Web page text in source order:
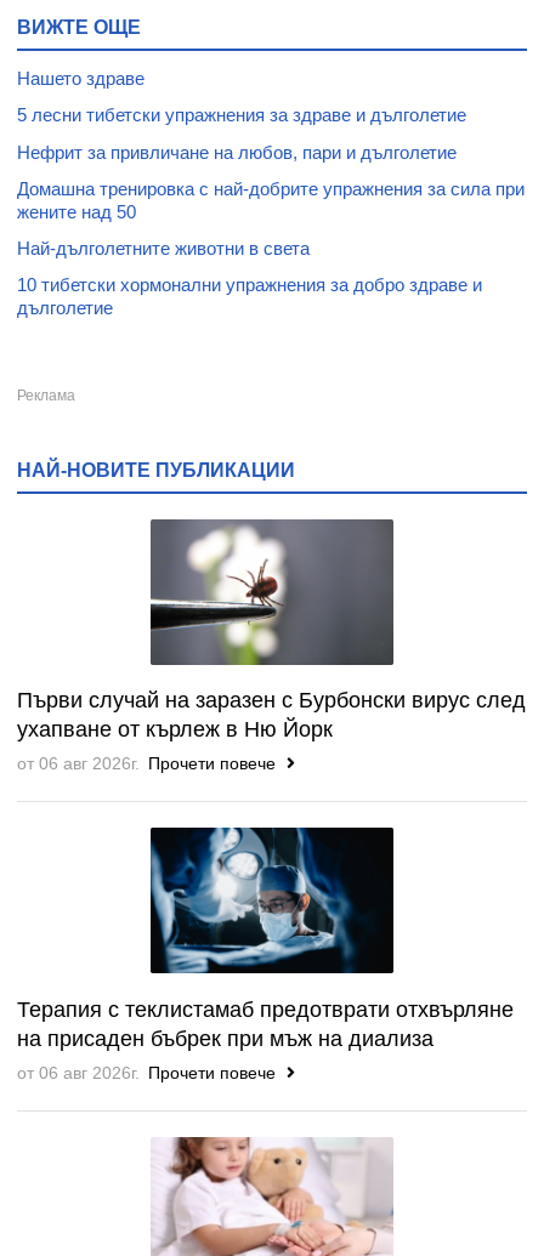
ВИЖТЕ ОЩЕ
Нашето здраве
5 лесни тибетски упражнения за здраве и дълголетие
Нефрит за привличане на любов, пари и дълголетие
Домашна тренировка с най-добрите упражнения за сила при
жените над 50
Най-дълголетните животни в света
10 тибетски хормонални упражнения за добро здраве и
дълголетие
НАЙ-НОВИТЕ ПУБЛИКАЦИИ
Първи случай на заразен с Бурбонски вирус след
ухапване от кърлеж в Ню Йорк
от 06 авг 2026г. Прочети повече
Терапия с теклистамаб предотврати отхвърляне
на присаден бъбрек при мъж на диализа
от 06 авг 2026г. Прочети повече